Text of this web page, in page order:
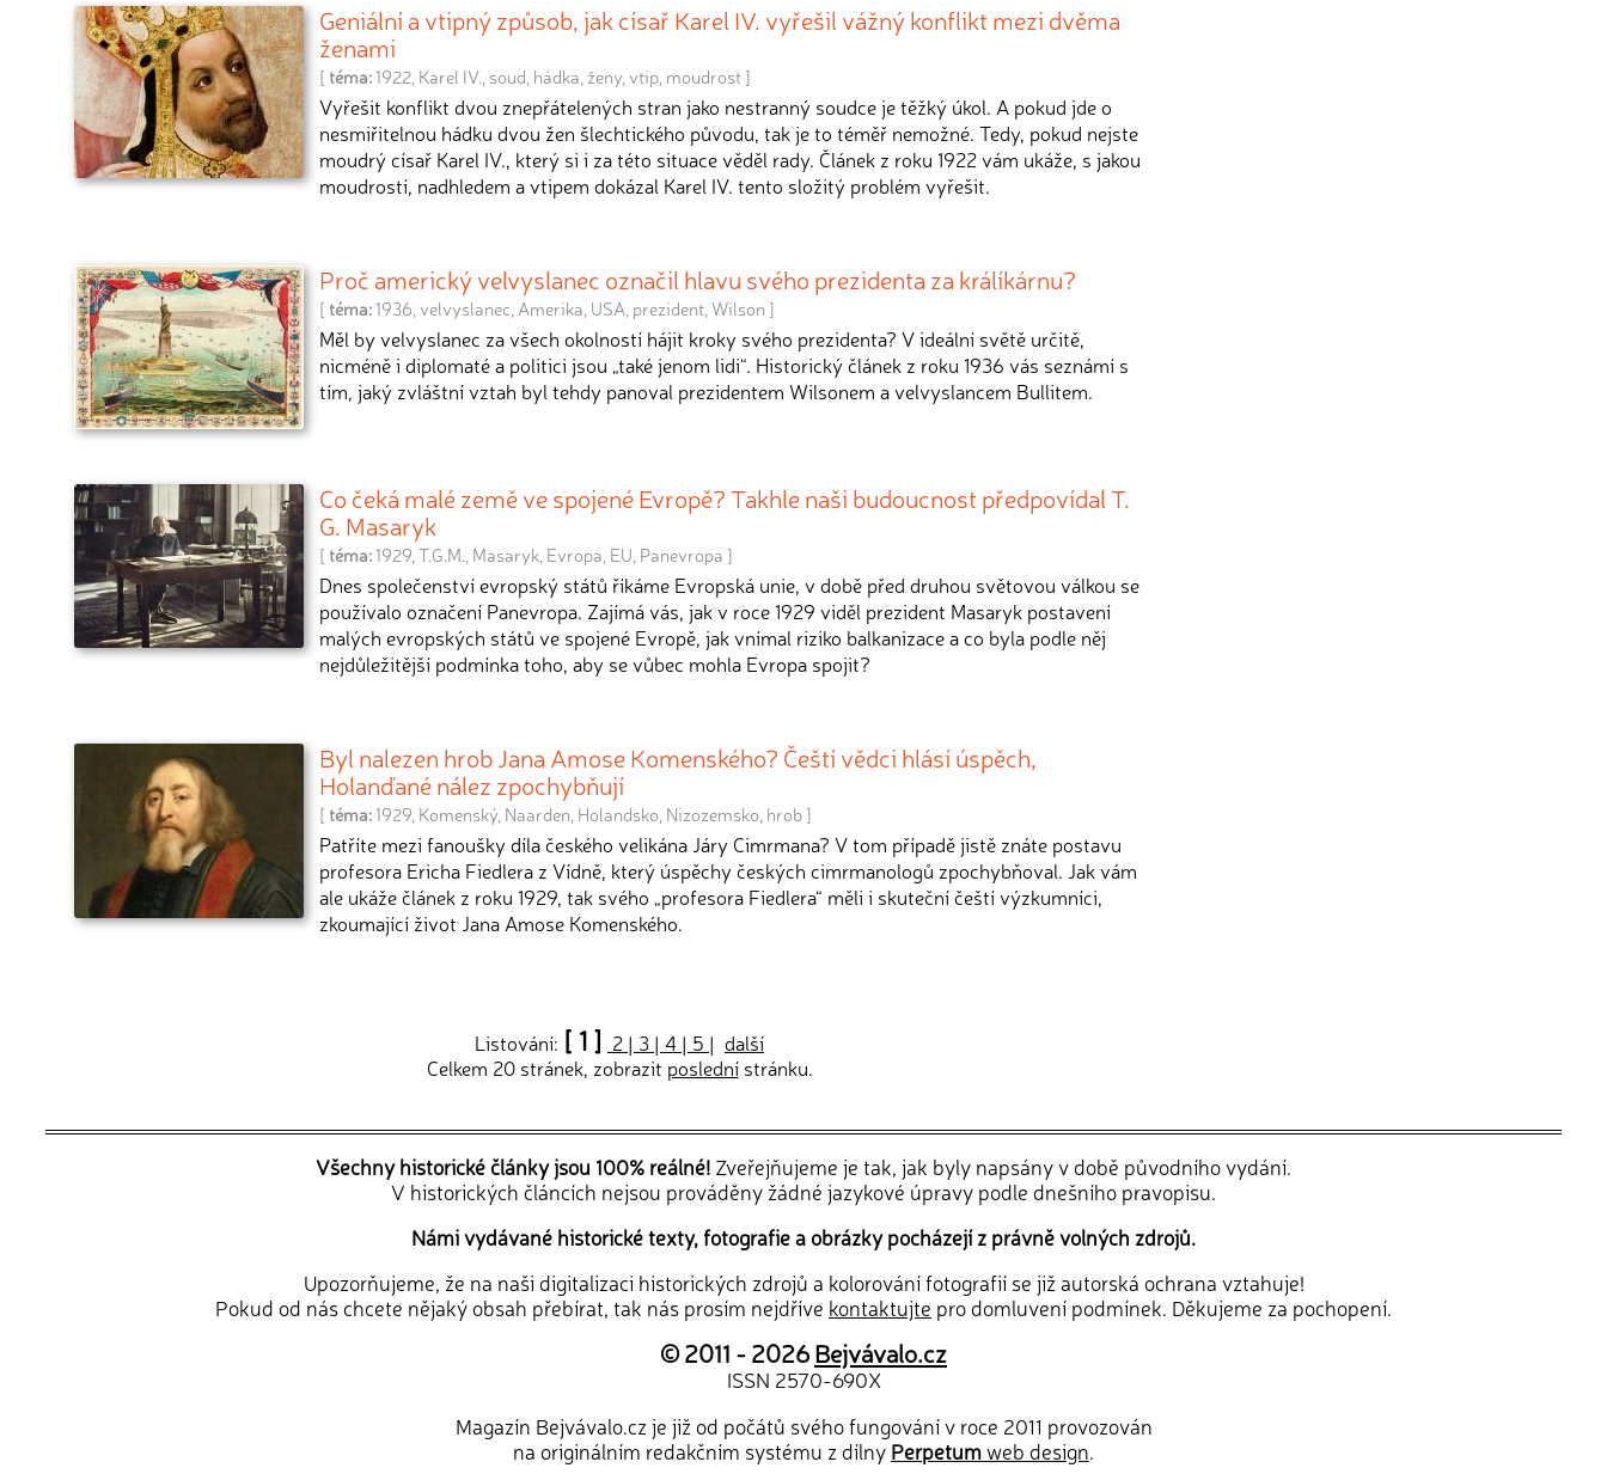
Geniální a vtipný způsob, jak císař Karel IV. vyřešil vážný konflikt mezi dvěma
ženami
[ téma: 1922 Karel IV. soud hádka ženy, vtip moudrost ]
Vyřešit konflikt dvou znepřátelených stran jako nestranný soudce je těžký úkol. A pokud jde o
nesmiřitelnou hádku dvou žen šlechtického původu, tak je to téměř nemožné. Tedy, pokud nejste
moudrý císař Karel IV., který si i za této situace věděl rady. Článek z roku 1922 vám ukáže, s jakou
moudrostí, nadhledem a vtipem dokázal Karel IV. tento složitý problém vyřešit.
Proč americký velvyslanec označil hlavu svého prezidenta za králíkárnu?
[ téma: 1936 velvyslanec Amerika USA prezident Wilson ]
Měl by velvyslanec za všech okolností hájit kroky svého prezidenta? V ideální světě určitě,
nicméně i diplomaté a politici jsou „také jenom lidi“. Historický článek z roku 1936 vás seznámí s
tím, jaký zvláštní vztah byl tehdy panoval prezidentem Wilsonem a velvyslancem Bullitem.
Co čeká malé země ve spojené Evropě? Takhle naši budoucnost předpovídal T.
G. Masaryk
[ téma: 1929 T.G.M. Masaryk Evropa EU Panevropa ]
Dnes společenství evropský států říkáme Evropská unie, v době před druhou světovou válkou se
používalo označení Panevropa. Zajímá vás, jak v roce 1929 viděl prezident Masaryk postavení
malých evropských států ve spojené Evropě, jak vnímal riziko balkanizace a co byla podle něj
nejdůležitější podmínka toho, aby se vůbec mohla Evropa spojit?
Byl nalezen hrob Jana Amose Komenského? Čeští vědci hlásí úspěch,
Holanďané nález zpochybňují
[ téma: 1929 Komenský, Naarden Holandsko Nizozemsko hrob ]
Patříte mezi fanoušky díla českého velikána Járy Cimrmana? V tom případě jistě znáte postavu
profesora Ericha Fiedlera z Vídně, který úspěchy českých cimrmanologů zpochybňoval. Jak vám
ale ukáže článek z roku 1929, tak svého „profesora Fiedlera“ měli i skuteční čeští výzkumníci,
zkoumající život Jana Amose Komenského.
Listování: [ 1 ] 2 | 3 | 4 | 5 | další
Celkem 20 stránek, zobrazit poslednístránku.
Všechny historické články jsou 100% reálné! Zveřejňujeme je tak, jak byly napsány v době původního vydání.
V historických článcích nejsou prováděny žádné jazykové úpravy podle dnešního pravopisu.
Námi vydávané historické texty, fotografie a obrázky pocházejí z právně volných zdrojů.
Upozorňujeme, že na naši digitalizaci historických zdrojů a kolorování fotografií se již autorská ochrana vztahuje!
Pokud od nás chcete nějaký obsah přebírat, tak nás prosím nejdříve kontaktujte pro domluvení podmínek. Děkujeme za pochopení.
© 2011 - 2026Bejvávalo.cz
ISSN 2570-690X
Magazín Bejvávalo.cz je již od počátů svého fungování v roce 2011 provozován
na originálním redakčním systému z dílny Perpetumweb design